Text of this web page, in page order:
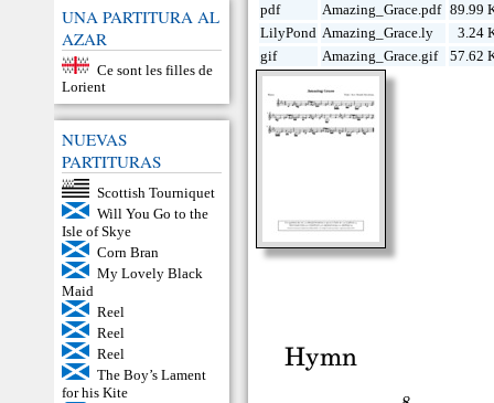
UNA PARTITURA AL
AZAR
Ce sont les filles de
Lorient
NUEVAS
PARTITURAS
Scottish Tourniquet
Will You Go to the
Isle of Skye
Corn Bran
My Lovely Black
Maid
Reel
Reel
Reel
The Boy’s Lament
for his Kite
pdf
Amazing_Grace.pdf 89.99
LilyPond Amazing_Grace.ly
3.24
gif
Amazing_Grace.gif 57.62